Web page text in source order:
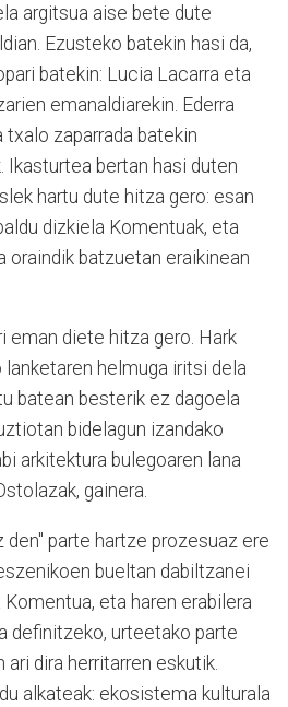
argitsua aise bete dute
Ezusteko batekin hasi da,
batekin: Lucia Lacarra eta
emanaldiarekin. Ederra
txalo zaparrada batekin
Ikasturtea bertan hasi duten
hartu dute hitza gero: esan
dizkiela Komentuak, eta
oraindik batzuetan eraikinean
eman diete hitza gero. Hark
helmuga iritsi dela
batean besterik ez dagoela
bidelagun izandako
arkitektura bulegoaren lana
gainera.
den" parte hartze prozesuaz ere
bueltan dabiltzanei
eta haren erabilera
definitzeko, urteetako parte
dira herritarren eskutik.
alkateak: ekosistema kulturala